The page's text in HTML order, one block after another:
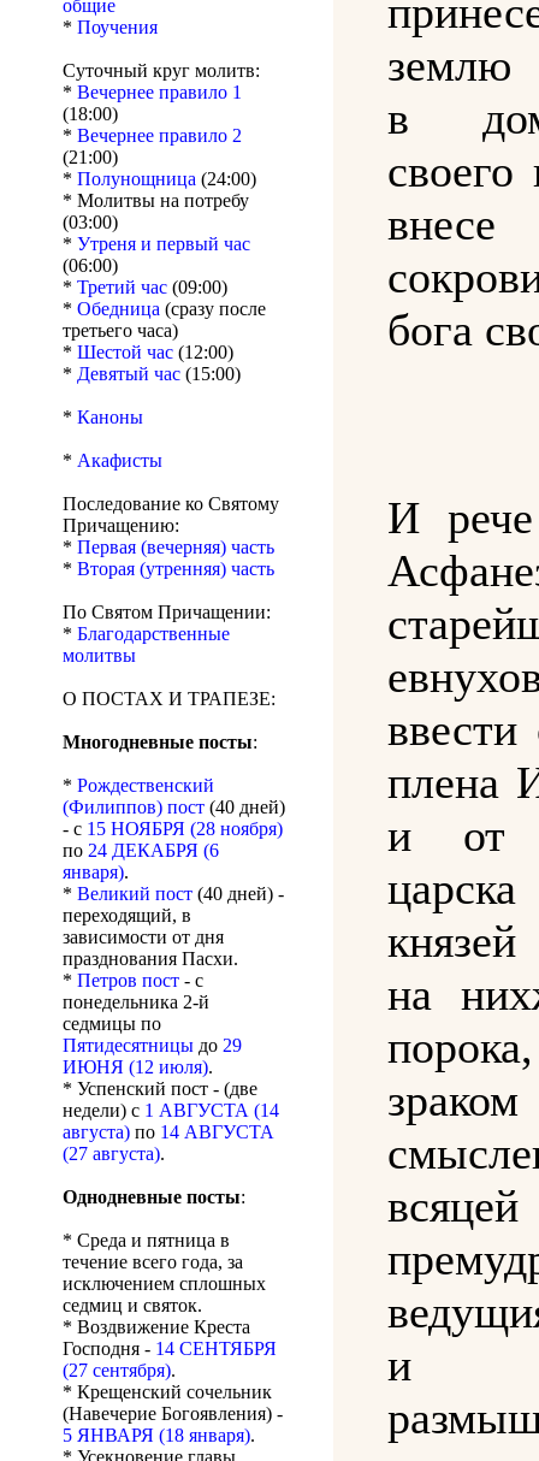
общие
* Поучения
Суточный круг молитв:
* Вечернее правило 1
(18:00)
* Вечернее правило 2
(21:00)
* Полунощница (24:00)
* Молитвы на потребу
(03:00)
* Утреня и первый час
(06:00)
* Третий час (09:00)
* Обедница (сразу после
третьего часа)
* Шестой час (12:00)
* Девятый час (15:00)
* Каноны
* Акафисты
Последование ко Святому
Причащению:
* Первая (вечерняя) часть
* Вторая (утренняя) часть
По Святом Причащении:
* Благодарственные
молитвы
О ПОСТАХ И ТРАПЕЗЕ:
Многодневные посты:
* Рождественский
(Филиппов) пост (40 дней)
- с 15 НОЯБРЯ (28 ноября)
по 24 ДЕКАБРЯ (6
января).
* Великий пост (40 дней) -
переходящий, в
зависимости от дня
празднования Пасхи.
* Петров пост - с
понедельника 2-й
седмицы по
Пятидесятницы до 29
ИЮНЯ (12 июля).
* Успенский пост - (две
недели) с 1 АВГУСТА (14
августа) по 14 АВГУСТА
(27 августа).
Однодневные посты:
* Среда и пятница в
течение всего года, за
исключением сплошных
седмиц и святок.
* Воздвижение Креста
Господня - 14 СЕНТЯБРЯ
(27 сентября).
* Крещенский сочельник
(Навечерие Богоявления) -
5 ЯНВАРЯ (18 января).
* Усекновение главы
землю
в
бога
И
плена
и от
на
всяцей
и